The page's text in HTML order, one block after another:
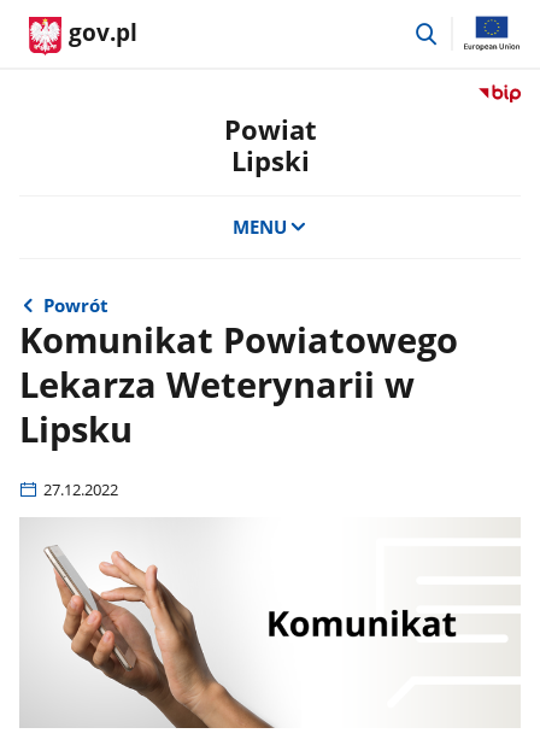
gov.pl
przejdź
Przejdź
Powiat
Lipski
MENU
Powrót
Komunikat Powiatowego
Lekarza Weterynarii w
Lipsku
27.12.2022